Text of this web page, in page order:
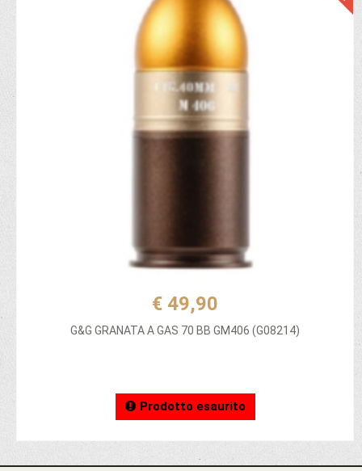
€ 49,90
G&G GRANATA A GAS 70 BB GM406 (G08214)
Prodotto esaurito